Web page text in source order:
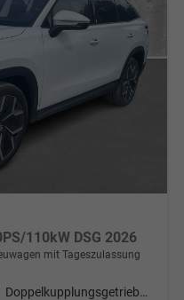
110kW DSG 2026
mit Tageszulassung
Doppelkupplungsgetriebe (DSG)